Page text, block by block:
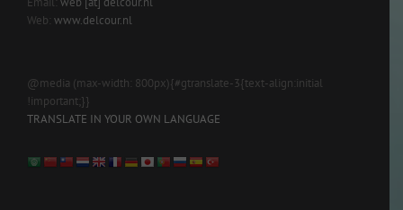
Web: www.delcour.nl
@media (max-width: 800px){#gtranslate-3{text-align:initial
!important;}}
TRANSLATE IN YOUR OWN LANGUAGE